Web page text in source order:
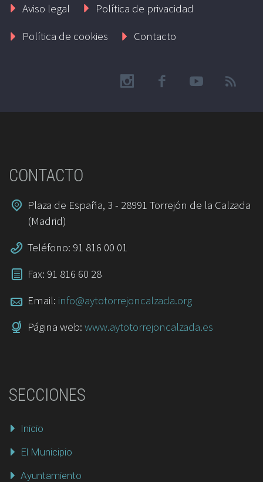
Aviso legal
Política de privacidad
Política de cookies
Contacto
CONTACTO
Plaza de España, 3 - 28991 Torrejón de la Calzada
(Madrid)
Teléfono: 91 816 00 01
Fax: 91 816 60 28
Email: info@aytotorrejoncalzada.org
Página web: www.aytotorrejoncalzada.es
SECCIONES
Inicio
El Municipio
Ayuntamiento